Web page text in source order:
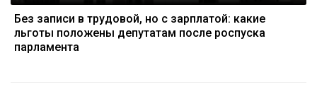
Без записи в трудовой, но с зарплатой: какие
льготы положены депутатам после роспуска
парламента